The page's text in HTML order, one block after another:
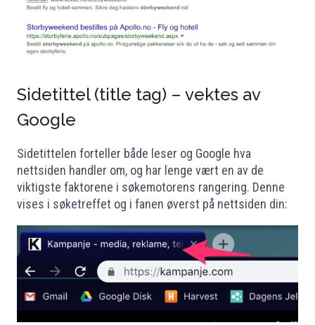
Sidetittel (title tag) – vektes av
Google
Sidetittelen forteller både leser og Google hva
nettsiden handler om, og har lenge vært en av de
viktigste faktorene i søkemotorens rangering. Denne
vises i søketreffet og i fanen øverst på nettsiden din: